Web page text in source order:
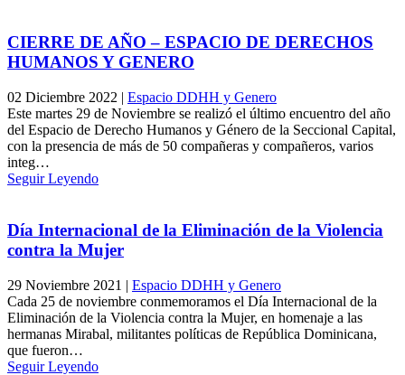
CIERRE DE AÑO – ESPACIO DE DERECHOS
HUMANOS Y GENERO
02 Diciembre 2022 | Espacio DDHH y Genero
Este martes 29 de Noviembre se realizó el último encuentro del año
del Espacio de Derecho Humanos y Género de la Seccional Capital,
con la presencia de más de 50 compañeras y compañeros, varios
integ…
Seguir Leyendo
Día Internacional de la Eliminación de la Violencia
contra la Mujer
29 Noviembre 2021 | Espacio DDHH y Genero
Cada 25 de noviembre conmemoramos el Día Internacional de la
Eliminación de la Violencia contra la Mujer, en homenaje a las
hermanas Mirabal, militantes políticas de República Dominicana,
que fueron…
Seguir Leyendo